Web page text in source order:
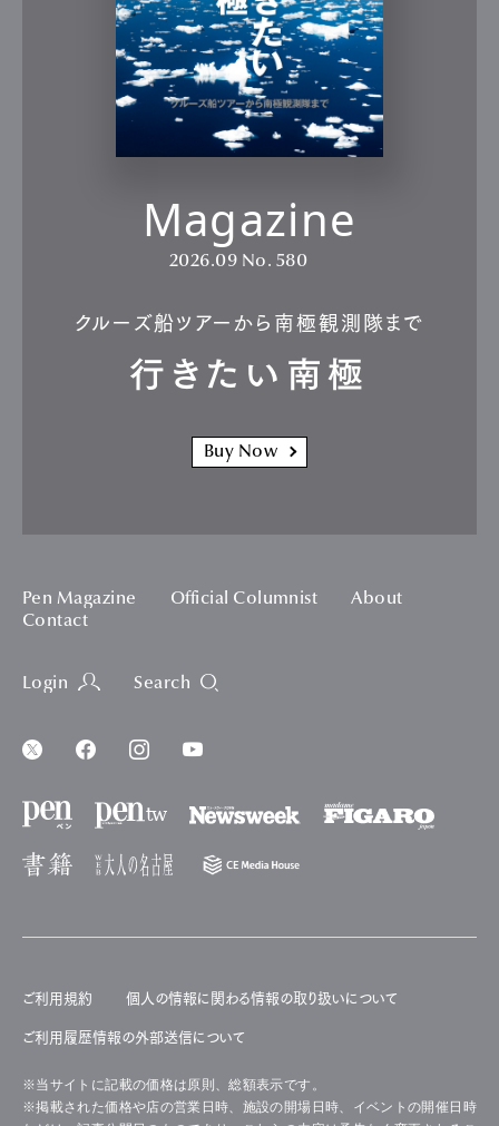
Magazine
2026.09 No. 580
クルーズ船ツアーから南極観測隊まで
行きたい南極
Buy Now
Pen Magazine Official Columnist
About
Contact
Login Search
ご利用規約 個人の情報に関わる情報の取り扱いについて
ご利用履歴情報の外部送信について
※当サイトに記載の価格は原則、総額表示です。
※掲載された価格や店の営業日時、施設の開場日時、イベントの開催日時